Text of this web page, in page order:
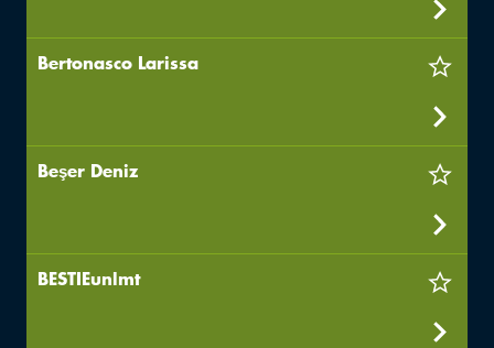
Bertonasco Larissa
Beşer Deniz
BESTIEunlmt